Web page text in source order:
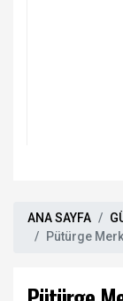
ANA SAYFA
Pütürge